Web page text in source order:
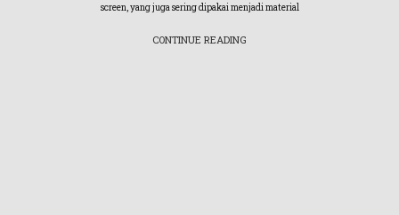
screen, yang juga sering dipakai menjadi material
CONTINUE READING